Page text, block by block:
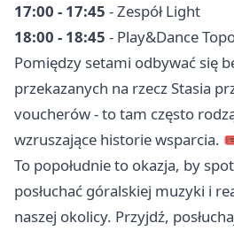
17:00 - 17:45 - Zespół Light
18:00 - 18:45 - Play&Dance
Pomiędzy setami odbywać się
przekazanych na rzecz Stasia
voucherów - to tam często
wzruszające historie wsparcia.
To popołudnie to okazja, by
posłuchać góralskiej muzyki i
naszej okolicy. Przyjdź,